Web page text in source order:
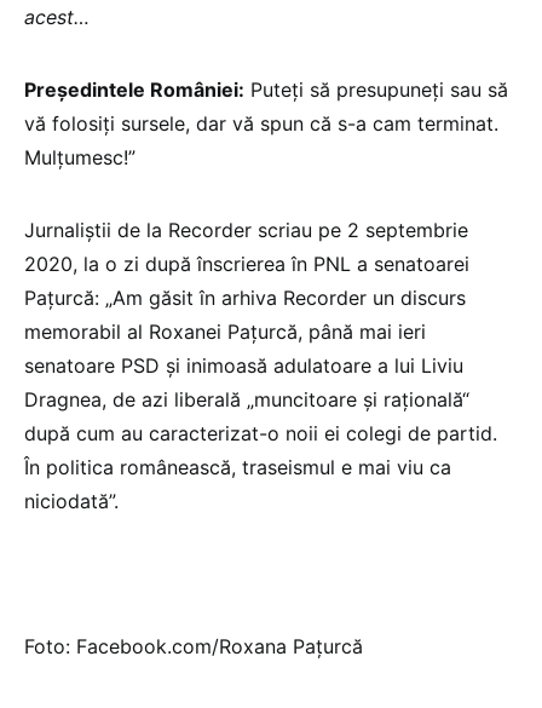
acest…
Președintele României: Puteți să presupuneți sau să
vă folosiți sursele, dar vă spun că s-a cam terminat.
Mulțumesc!”
Jurnaliștii de la Recorder scriau pe 2 septembrie
2020, la o zi după înscrierea în PNL a senatoarei
Pațurcă: „Am găsit în arhiva Recorder un discurs
memorabil al Roxanei Pațurcă, până mai ieri
senatoare PSD și inimoasă adulatoare a lui Liviu
Dragnea, de azi liberală „muncitoare și rațională“
după cum au caracterizat-o noii ei colegi de partid.
În politica românească, traseismul e mai viu ca
niciodată”.
Foto: Facebook.com/Roxana Pațurcă